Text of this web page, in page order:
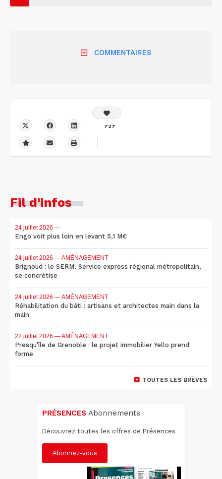
COMMENTAIRES
727
Fil d'infos
24 juillet 2026 —
Engo voit plus loin en levant 5,1 M€
24 juillet 2026 — AMÉNAGEMENT
Brignoud : le SERM, Service express régional métropolitain,
se concrétise
24 juillet 2026 — AMÉNAGEMENT
Réhabilitation du bâti : artisans et architectes main dans la
main
22 juillet 2026 — AMÉNAGEMENT
Presqu'île de Grenoble : le projet immobilier Yello prend
forme
TOUTES LES BRÈVES
PRÉSENCES Abonnements
Découvrez toutes les offres de Présences
Abonnez-vous